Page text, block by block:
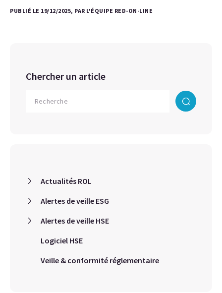
PUBLIÉ LE 19/12/2025, PAR L'ÉQUIPE RED-ON-LINE
Chercher un article
Actualités ROL
Alertes de veille ESG
Alertes de veille HSE
Logiciel HSE
Veille & conformité réglementaire